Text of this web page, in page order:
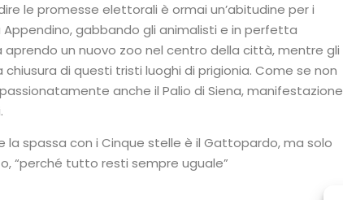
le promesse elettorali è ormai un’abitudine per i
Appendino, gabbando gli animalisti e in perfetta
un nuovo zoo nel centro della città, mentre gli
di questi tristi luoghi di prigionia. Come se non
anche il Palio di Siena, manifestazione
la spassa con i Cinque stelle è il Gattopardo, ma solo
“perché tutto resti sempre uguale”